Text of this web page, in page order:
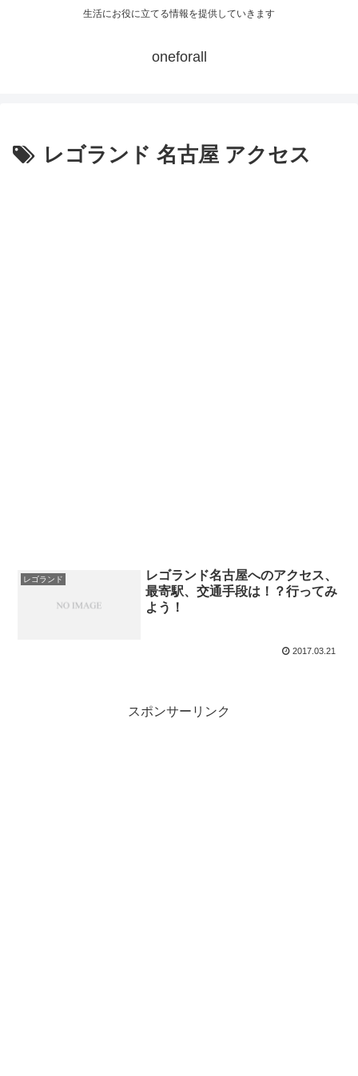
生活にお役に立てる情報を提供していきます
oneforall
レゴランド 名古屋 アクセス
レゴランド
レゴランド名古屋へのアクセス、
最寄駅、交通手段は！？行ってみ
よう！
2017.03.21
スポンサーリンク